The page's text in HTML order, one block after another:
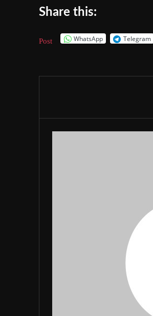
Share this:
Post WhatsApp Telegram